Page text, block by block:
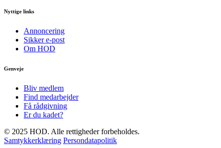
Nyttige links
Annoncering
Sikker e-post
Om HOD
Genveje
Bliv medlem
Find medarbejder
Få rådgivning
Er du kadet?
© 2025 HOD. Alle rettigheder forbeholdes.
Samtykkerklæring Persondatapolitik